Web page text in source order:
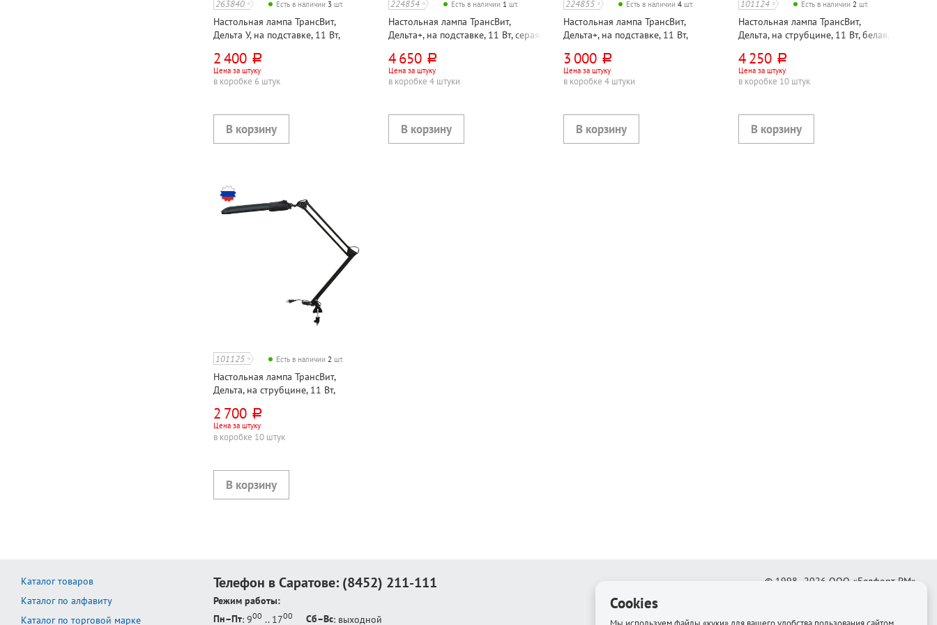
263840 Есть в наличии 3 шт.
Настольная лампа ТрансВит,
Дельта У, на подставке, 11 Вт,
металл+пластик, лампа в
комплекте
2 400 руб.
Цена за штуку
в коробке 6 штук
224854 Есть в наличии 1 шт.
Настольная лампа ТрансВит,
Дельта+, на подставке, 11 Вт, серая,
4 650 руб.
Цена за штуку
в коробке 4 штуки
224855 Есть в наличии4 шт.
Настольная лампа ТрансВит,
Дельта+, на подставке, 11 Вт,
3 000 руб.
Цена за штуку
в коробке 4 штуки
101124 Есть в наличии 2 шт.
Настольная лампа ТрансВит,
Дельта, на струбцине, 11 Вт, белая,
комплекте
4 250 руб.
Цена за штуку
в коробке 10 штук
101125 Есть в наличии2 шт.
Настольная лампа ТрансВит,
Дельта, на струбцине, 11 Вт,
лампа в комплекте
2 700 руб.
Цена за штуку
в коробке 10 штук
Каталог товаров
Каталог по алфавиту
Каталог по торговой марке
Телефон в Саратове: (8452) 211-111
Режим работы:
Пн–Пт: 900 .. 1700 Сб–Вс: выходной
© 1998–2026 ООО «Белфорт-РМ»
Cookies